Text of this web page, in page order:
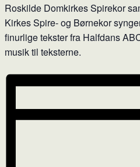
Roskilde Domkirkes Spirekor
Kirkes Spire- og Børnekor
finurlige tekster fra Halfdans
musik til teksterne.